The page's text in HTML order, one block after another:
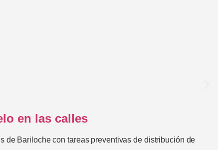
en las calles
de Bariloche con tareas preventivas de distribución de